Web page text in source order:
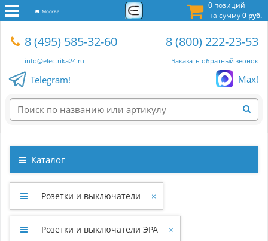
0 позиций
на сумму0 руб.
Москва
8 (495) 585-32-60
info@electrika24.ru
8 (800) 222-23-53
Заказать обратный звонок
Telegram! Max!
Каталог
Розетки и выключатели ×
Розетки и выключатели ЭРА ×